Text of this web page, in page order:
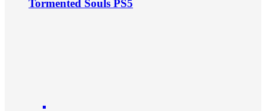
Tormented Souls PS5